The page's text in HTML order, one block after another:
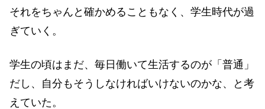
それをちゃんと確かめることもなく、学生時代が過
ぎていく。
学生の頃はまだ、毎日働いて生活するのが「普通」
だし、自分もそうしなければいけないのかな、と考
えていた。